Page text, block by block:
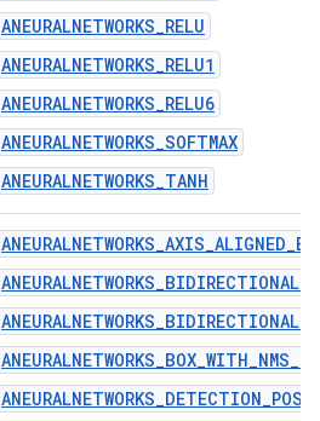
ANEURALNETWORKS_RELU
ANEURALNETWORKS_RELU1
ANEURALNETWORKS_RELU6
ANEURALNETWORKS_SOFTMAX
ANEURALNETWORKS_TANH